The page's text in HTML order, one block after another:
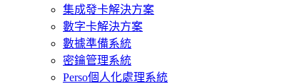
集成發卡解決方案
數字卡解決方案
數據準備系統
密鑰管理系統
Perso個人化處理系統